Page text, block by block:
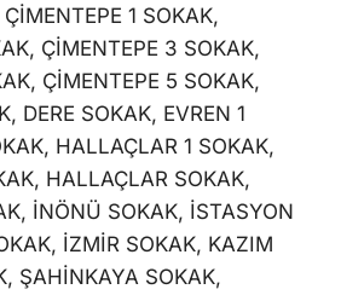
1 SOKAK,
ÇİMENTEPE 3 SOKAK,
ÇİMENTEPE 5 SOKAK,
DERE SOKAK, EVREN 1
HALLAÇLAR 1 SOKAK,
HALLAÇLAR SOKAK,
İNÖNÜ SOKAK, İSTASYON
İZMİR SOKAK, KAZIM
ŞAHİNKAYA SOKAK,